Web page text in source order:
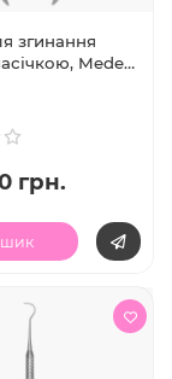
згинання
Medesy
грн.